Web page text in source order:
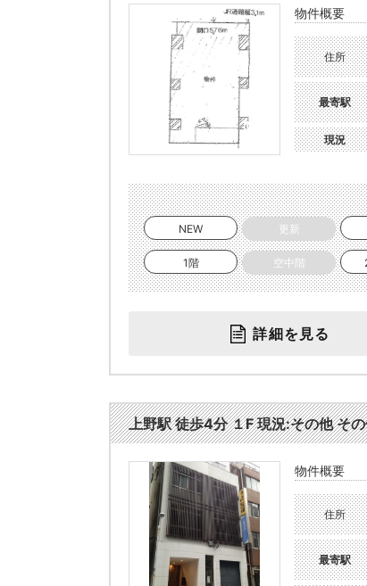
物件概要
住所
最寄駅
現況
NEW 更新
1階 空中階
詳細を見る
上野駅 徒歩4分 １F 現況:その他 そ
物件概要
住所
最寄駅